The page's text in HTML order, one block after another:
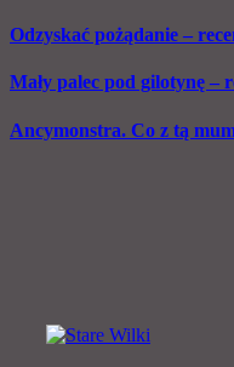
Odzyskać pożądanie –
Mały palec pod gilotynę –
Ancymonstra. Co z tą